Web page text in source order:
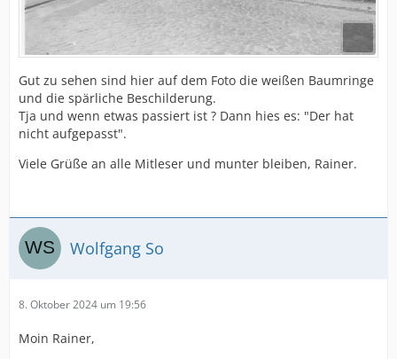
Gut zu sehen sind hier auf dem Foto die weißen Baumringe
und die spärliche Beschilderung.
Tja und wenn etwas passiert ist ? Dann hies es: "Der hat
nicht aufgepasst".
Viele Grüße an alle Mitleser und munter bleiben, Rainer.
Wolfgang So
8. Oktober 2024 um 19:56
Moin Rainer,